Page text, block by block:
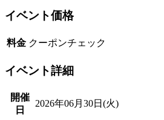
イベント価格
料金 クーポンチェック
イベント詳細
開催
日
2026年06月30日(火)